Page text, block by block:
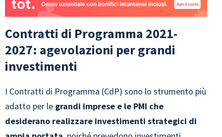
Contratti di Programma 2021-
2027: agevolazioni per grandi
investimenti
I Contratti di Programma (CdP) sono lo strumento più
adatto per le grandi imprese e le PMI che
desiderano realizzare investimenti strategici di